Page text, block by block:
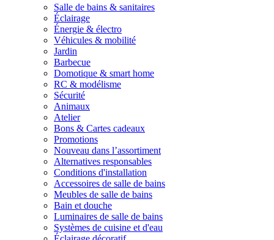
Salle de bains & sanitaires
Éclairage
Énergie & électro
Véhicules & mobilité
Jardin
Barbecue
Domotique & smart home
RC & modélisme
Sécurité
Animaux
Atelier
Bons & Cartes cadeaux
Promotions
Nouveau dans l’assortiment
Alternatives responsables
Conditions d'installation
Accessoires de salle de bains
Meubles de salle de bains
Bain et douche
Luminaires de salle de bains
Systèmes de cuisine et d'eau